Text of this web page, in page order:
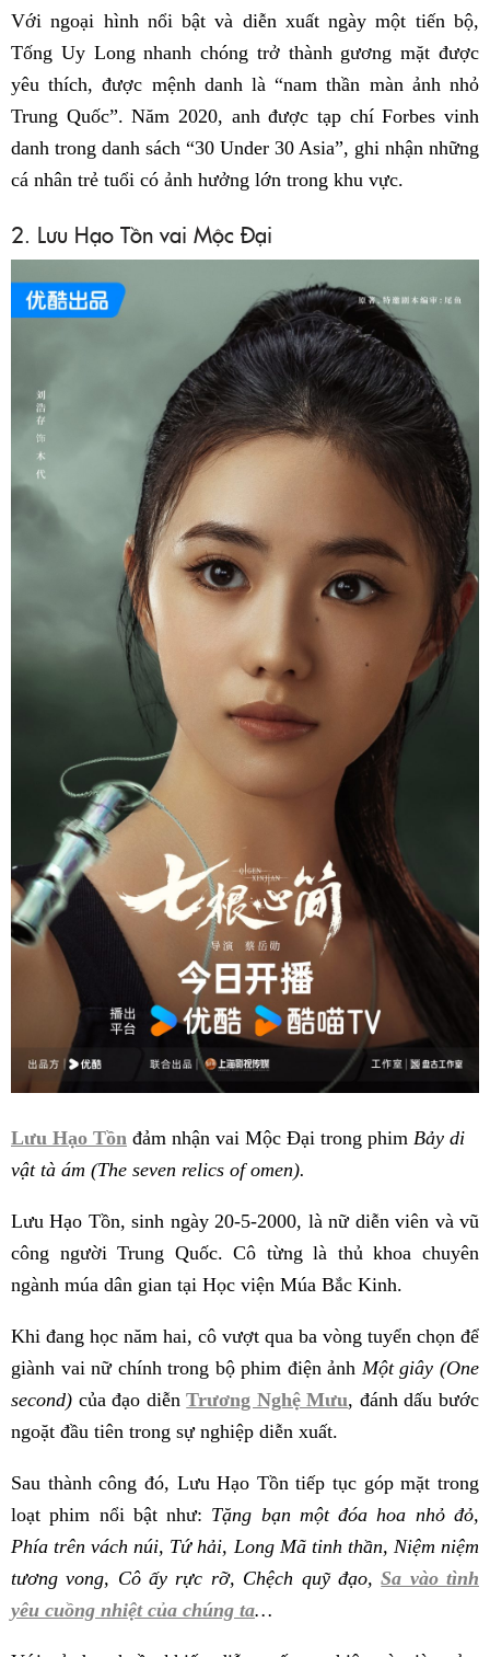
Với ngoại hình nổi bật và diễn xuất ngày một tiến bộ,
Tống Uy Long nhanh chóng trở thành gương mặt được
yêu thích, được mệnh danh là “nam thần màn ảnh nhỏ
Trung Quốc”. Năm 2020, anh được tạp chí Forbes vinh
danh trong danh sách “30 Under 30 Asia”, ghi nhận những
cá nhân trẻ tuổi có ảnh hưởng lớn trong khu vực.
2. Lưu Hạo Tồn vai Mộc Đại
Lưu Hạo Tồn đảm nhận vai Mộc Đại trong phim Bảy di
vật tà ám (The seven relics of omen).
Lưu Hạo Tồn, sinh ngày 20-5-2000, là nữ diễn viên và vũ
công người Trung Quốc. Cô từng là thủ khoa chuyên
ngành múa dân gian tại Học viện Múa Bắc Kinh.
Khi đang học năm hai, cô vượt qua ba vòng tuyển chọn để
giành vai nữ chính trong bộ phim điện ảnh Một giây (One
second) của đạo diễnTrương Nghệ Mưu, đánh dấu bước
ngoặt đầu tiên trong sự nghiệp diễn xuất.
Sau thành công đó, Lưu Hạo Tồn tiếp tục góp mặt trong
loạt phim nổi bật như: Tặng bạn một đóa hoa nhỏ đỏ,
Phía trên vách núi, Tứ hải, Long Mã tinh thần, Niệm niệm
tương vong, Cô ấy rực rỡ, Chệch quỹ đạo,Sa vào tình
yêu cuồng nhiệt của chúng ta…